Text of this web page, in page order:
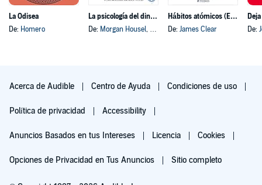
La Odisea
De: Homero
La psicología del dinero
De: Morgan Housel, y otros
Hábitos atómicos (Español neutro)
De: James Clear
De:
Acerca de Audible Centro de Ayuda Condiciones de uso
Política de privacidad Accessibility
Anuncios Basados en tus Intereses Licencia Cookies
Opciones de Privacidad en Tus Anuncios Sitio completo